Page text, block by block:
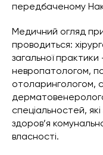
передбаченому
Медичний огляд
проводиться:
загальної
невропатологом,
отоларингологом,
спеціальностей,
здоров’я
власності.